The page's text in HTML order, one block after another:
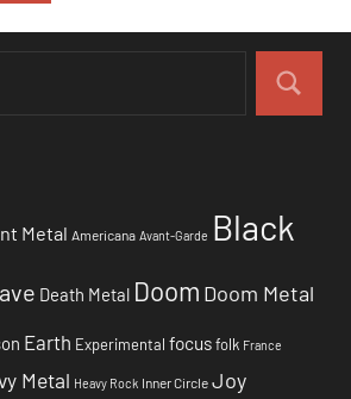
Metal Americana Avant-Garde Black
Death Metal Doom Doom Metal
Earth Experimental focusfolk France
Metal Heavy Rock Inner Circle Joy